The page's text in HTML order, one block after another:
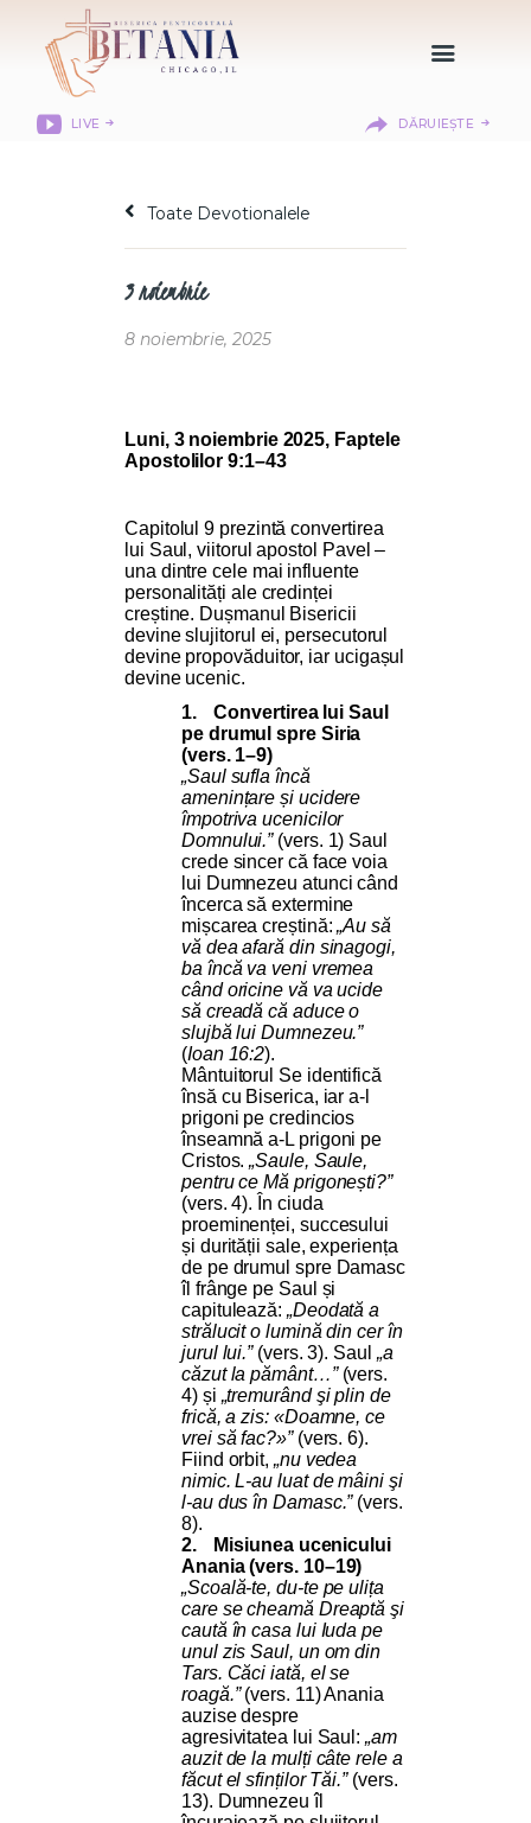
LIVE DĂRUIEȘTE
DESPRE NOI
CITIREA BIBLIEI
MISIUNEA BETANIA
LOGIN MEMBER
PORTAL
Toate Devotionalele
3 noiembrie
8 noiembrie, 2025
Luni, 3 noiembrie 2025, Faptele
Apostolilor 9:1–43
Capitolul 9 prezintă convertirea
lui Saul, viitorul apostol Pavel –
una dintre cele mai influente
personalități ale credinței
creștine. Dușmanul Bisericii
devine slujitorul ei, persecutorul
devine propovăduitor, iar ucigașul
devine ucenic.
1.
Convertirea lui Saul
pe drumul spre Siria
(vers. 1–9)
„Saul sufla încă
amenințare și ucidere
împotriva ucenicilor
Domnului.”(vers. 1) Saul
crede sincer că face voia
lui Dumnezeu atunci când
încerca să extermine
mișcarea creștină:„Au să
vă dea afară din sinagogi,
ba încă va veni vremea
când oricine vă va ucide
să creadă că aduce o
slujbă lui Dumnezeu.”
(Ioan 16:2).
Mântuitorul Se identifică
însă cu Biserica, iar a-l
prigoni pe credincios
înseamnă a-L prigoni pe
Cristos.„Saule, Saule,
pentru ce Mă prigonești?”
(vers. 4). În ciuda
proeminenței, succesului
și durității sale, experiența
de pe drumul spre Damasc
îl frânge pe Saul și
capitulează: „Deodată a
strălucit o lumină din cer în
jurul lui.”(vers. 3). Saul „a
căzut la pământ…”(vers.
4) și „tremurând şi plin de
frică, a zis: «Doamne, ce
vrei să fac?»”(vers. 6).
Fiind orbit, „nu vedea
nimic. L-au luat de mâini şi
l-au dus în Damasc.”(vers.
8).
2.
Misiunea ucenicului
Anania (vers. 10–19)
„Scoală-te, du-te pe ulița
care se cheamă Dreaptă şi
caută în casa lui Iuda pe
unul zis Saul, un om din
Tars. Căci iată, el se
roagă.”(vers. 11) Anania
auzise despre
agresivitatea lui Saul:„am
auzit de la mulți câte rele a
făcut el sfinților Tăi.”(vers.
13). Dumnezeu îl